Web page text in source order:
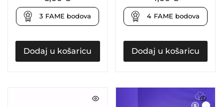
3 FAME bodova
Dodaj u košaricu
4 FAME bodova
Dodaj u košaricu